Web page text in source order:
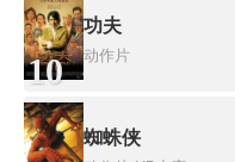
10
功夫
动作片
蜘蛛侠